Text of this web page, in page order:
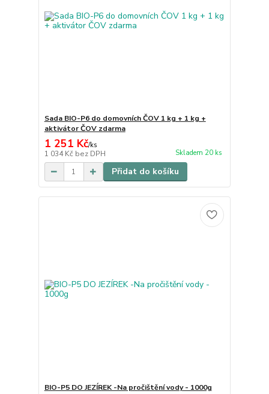
Sada BIO-P6 do domovních ČOV 1 kg + 1 kg +
aktivátor ČOV zdarma
1 251 Kč/ks
1 034 Kč bez DPH Skladem 20 ks
Přidat do košíku
BIO-P5 DO JEZÍREK -Na pročištění vody - 1000g